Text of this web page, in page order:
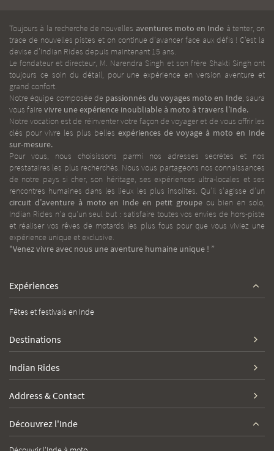
Toujours à la recherche de nouvelles aventures moto en Inde à tenter, on
trace de nouvelles pistes et on continue d'avancer face aux défis ! C’est la
devise d’Indian Rides depuis maintenant 15 ans.
Le fondateur et directeur, M. Narendra Singh et son frère Shakti Singh ont
toujours ce soin du détail, pour une expérience en version aventure et
grand confort.
Notre équipe composée de passionnés du voyages moto en Inde, saura
vous faire vivre une expérience inoubliable à moto à travers l’Inde.
Notre vocation est de réinventer votre façon de voyager et de vous offrir les
clés pour vivre les plus belles expériences de voyage à moto en Inde
sur-mesure.
Pour vous, nous choisissons parmi nos adresses secrètes et nos
prestataires les plus recherchés. Nous vous partageons nos connaissances
de notre pays si cher, son héritage, ses expériences ultra-locales et ses
rencontres humaines dans les lieux les plus insolites. Qu’il s’agisse d’un
circuit d’aventure à moto en Inde en petit groupeou bien en solo,
Indian Rides n'a qu'un seul but : satisfaire toutes vos envies de hors-piste
et réaliser vos rêves de motards les plus fous pour que vous viviez une
expérience unique et exclusive.
"Venez vivre avec nous une aventure humaine unique ! ”
Expériences
Fêtes et festivals en Inde
Destinations
Indian Rides
Address & Contact
Découvrez l'Inde